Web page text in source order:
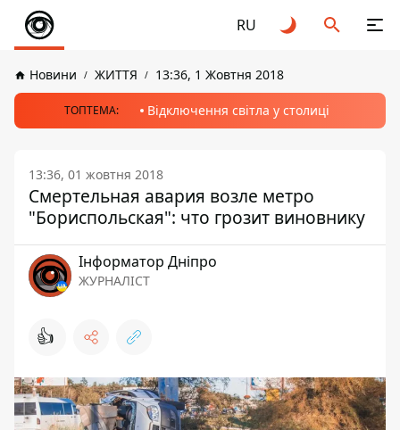
RU
Новини ЖИТТЯ 13:36, 1 Жовтня 2018
ТОПТЕМА: Відключення світла у столиці
13:36, 01 жовтня 2018
Смертельная авария возле метро
"Бориспольская": что грозит виновнику
Інформатор Дніпро
ЖУРНАЛІСТ
👍